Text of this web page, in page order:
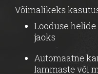
Võimalikeks
Looduse
jaoks
Automaatne
lammaste või